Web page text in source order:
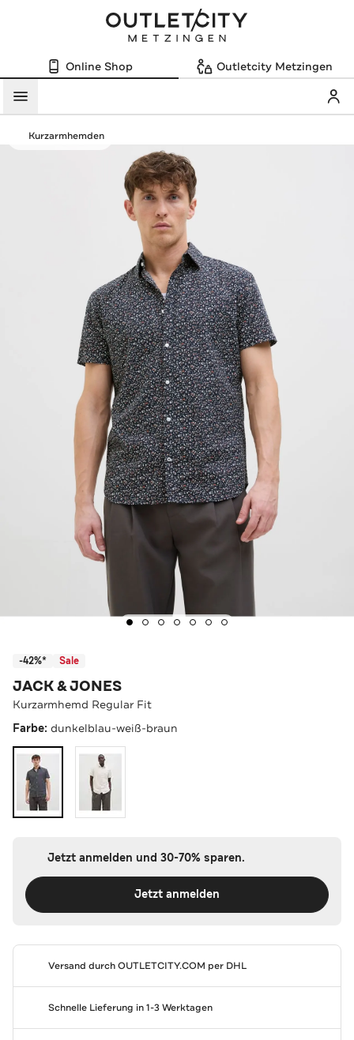
Online Shop Outletcity Metzingen
Menü
Kurzarmhemden
-42%* Sale
JACK & JONES
Kurzarmhemd Regular Fit
Farbe: dunkelblau-weiß-braun
Jetzt anmelden und 30-70% sparen.
Jetzt anmelden
Versand durchOUTLETCITY.COM per DHL
Schnelle Lieferung in 1-3 Werktagen